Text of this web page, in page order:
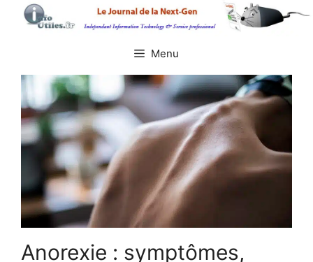
Aller
Menu
Anorexie : symptômes,